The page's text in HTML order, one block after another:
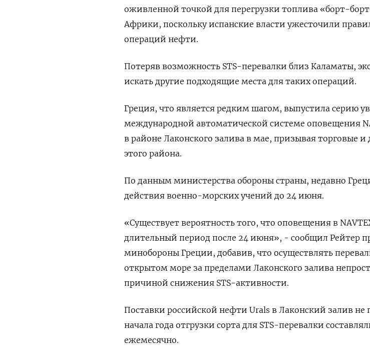
оживленной точкой для перегрузки топлива «борт-
Африки, поскольку испанские власти ужесточили
операций нефти.
Потеряв возможность STS-перевалки близ Каламаты,
искать другие подходящие места для таких операций.
Греция, что является редким шагом, выпустила серию
международной автоматической системе оповещения
в районе Лаконского залива в мае, призывая торговые и
этого района.
По данным министерства обороны страны, недавно
действия военно-морских учений до 24 июня.
«Существует вероятность того, что оповещения в
длительный период после 24 июня», - сообщил Рейтер
минобороны Греции, добавив, что осуществлять
открытом море за пределами Лаконского залива
причиной снижения STS-активности.
Поставки российской нефти Urals в Лаконский залив не
начала года отгрузки сорта для STS-перевалки
ежемесячно.